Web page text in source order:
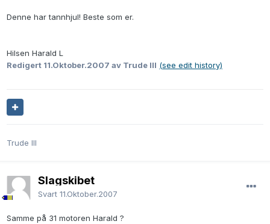
Denne har tannhjul! Beste som er.
Hilsen Harald L
Redigert 11.Oktober.2007 av Trude III (see edit history)
Trude III
Slagskibet
Svart 11.Oktober.2007
Samme på 31 motoren Harald ?